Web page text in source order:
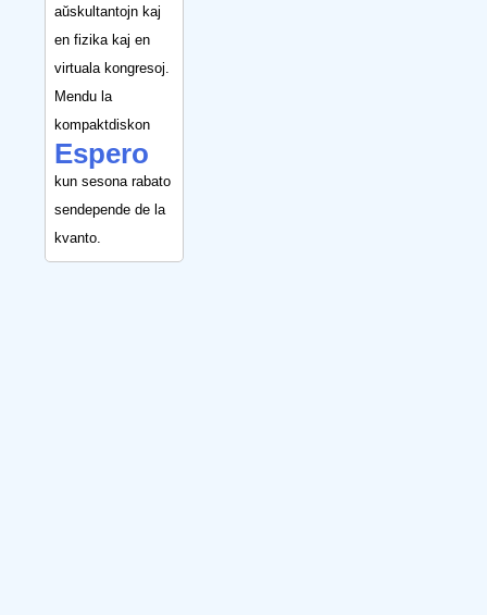
aŭskultantojn kaj
en fizika kaj en
virtuala kongresoj.
Mendu la
kompaktdiskon
Espero
kun sesona rabato
sendepende de la
kvanto.